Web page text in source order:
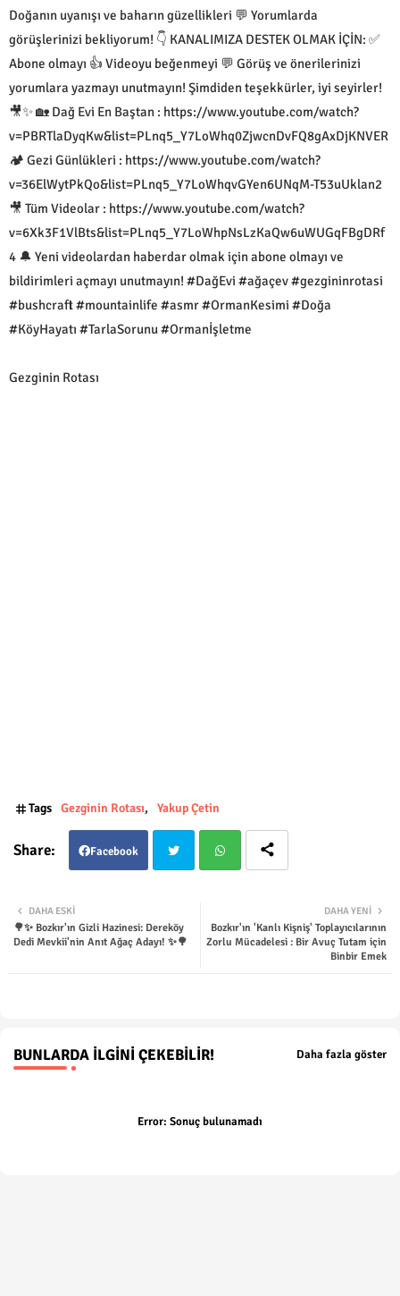
Doğanın uyanışı ve baharın güzellikleri 💬 Yorumlarda
görüşlerinizi bekliyorum! 👇 KANALIMIZA DESTEK OLMAK İÇİN: ✅
Abone olmayı 👍 Videoyu beğenmeyi 💬 Görüş ve önerilerinizi
yorumlara yazmayı unutmayın! Şimdiden teşekkürler, iyi seyirler!
🎥✨ 🏡 Dağ Evi En Baştan : https://www.youtube.com/watch?
v=PBRTlaDyqKw&list=PLnq5_Y7LoWhq0ZjwcnDvFQ8gAxDjKNVER
🏕 Gezi Günlükleri : https://www.youtube.com/watch?
v=36ElWytPkQo&list=PLnq5_Y7LoWhqvGYen6UNqM-T53uUklan2
🎥 Tüm Videolar : https://www.youtube.com/watch?
v=6Xk3F1VlBts&list=PLnq5_Y7LoWhpNsLzKaQw6uWUGqFBgDRf
4 🔔 Yeni videolardan haberdar olmak için abone olmayı ve
bildirimleri açmayı unutmayın! #DağEvi #ağaçev #gezgininrotasi
#bushcraft #mountainlife #asmr #OrmanKesimi #Doğa
#KöyHayatı #TarlaSorunu #Ormanİşletme
Gezginin Rotası
Tags Gezginin Rotası Yakup Çetin
Facebook
ter tsap
DAHA YENI
Bozkır'ın 'Kanlı Kişniş' Toplayıcılarının
Zorlu Mücadelesi : Bir Avuç Tutam için
Binbir Emek
DAHA ESKI
🌳✨ Bozkır'ın Gizli Hazinesi: Dereköy
Dedi Mevkii'nin Anıt Ağaç Adayı! ✨🌳
BUNLARDA İLGINI ÇEKEBILIR! Daha fazla göster
Error: Sonuç bulunamadı